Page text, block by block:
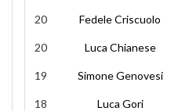
20 Fedele Criscuolo
20 Luca Chianese
19 Simone Genovesi
18 Luca Gori